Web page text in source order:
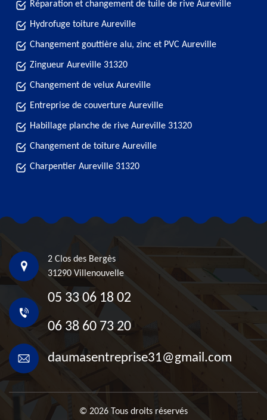
Réparation et changement de tuile de rive Aureville
Hydrofuge toiture Aureville
Changement gouttière alu, zinc et PVC Aureville
Zingueur Aureville 31320
Changement de velux Aureville
Entreprise de couverture Aureville
Habillage planche de rive Aureville 31320
Changement de toiture Aureville
Charpentier Aureville 31320
2 Clos des Bergès
31290 Villenouvelle
05 33 06 18 02
06 38 60 73 20
daumasentreprise31@gmail.com
© 2026 Tous droits réservés